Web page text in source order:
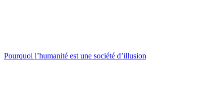
Pourquoi l’humanité est une société d’illusion